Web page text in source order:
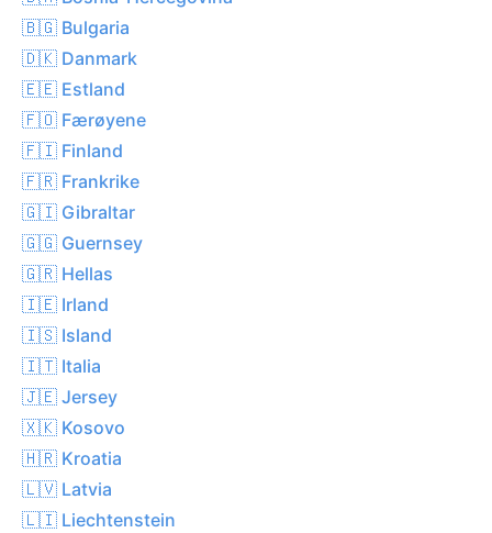
🇧🇬 Bulgaria
🇩🇰 Danmark
🇪🇪 Estland
🇫🇴 Færøyene
🇫🇮 Finland
🇫🇷 Frankrike
🇬🇮 Gibraltar
🇬🇬 Guernsey
🇬🇷 Hellas
🇮🇪 Irland
🇮🇸 Island
🇮🇹 Italia
🇯🇪 Jersey
🇽🇰 Kosovo
🇭🇷 Kroatia
🇱🇻 Latvia
🇱🇮 Liechtenstein